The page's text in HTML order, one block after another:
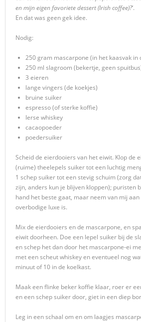
en mijn eigen favoriete dessert (Irish coffee)?‘.
En dat was geen gek idee.
Nodig:
250 gram mascarpone (in het kaasvak in
250 ml slagroom (bekertje, geen
3 eieren
lange vingers (de koekjes)
bruine suiker
espresso (of sterke koffie)
Ierse whiskey
cacaopoeder
poedersuiker
Scheid de eierdooiers van het eiwit. Klop de
(ruime) theelepels suiker tot een luchtig
1 schep suiker tot een stevig schuim (zorg
zijn, anders kun je blijven kloppen); puristen
hand het beste gaat, maar neem van mij
overbodige luxe is.
Mix de eierdooiers en de mascarpone, en
eiwit doorheen. Doe een lepel suiker bij de
en schep het dan door het mascarpone-ei
met een scheut whiskey en eventueel nog
minuut of 10 in de koelkast.
Maak een flinke beker koffie klaar, roer er
en een schep suiker door, giet in een diep
Leg in een schaal om en om laagjes